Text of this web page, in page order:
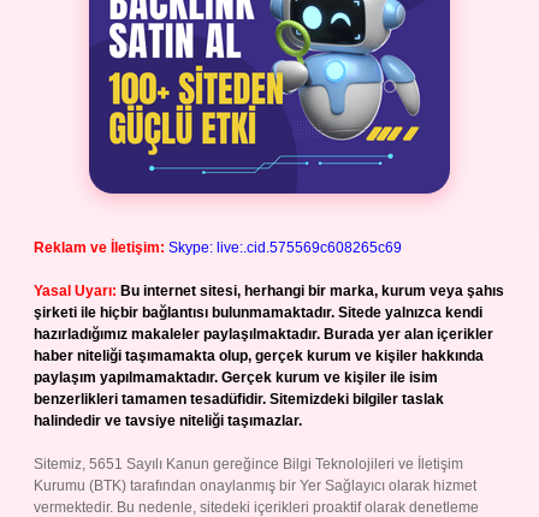
Reklam ve İletişim: Skype: live:.cid.575569c608265c69
Yasal Uyarı: Bu internet sitesi, herhangi bir marka, kurum veya şahıs
şirketi ile hiçbir bağlantısı bulunmamaktadır. Sitede yalnızca kendi
hazırladığımız makaleler paylaşılmaktadır. Burada yer alan içerikler
haber niteliği taşımamakta olup, gerçek kurum ve kişiler hakkında
paylaşım yapılmamaktadır. Gerçek kurum ve kişiler ile isim
benzerlikleri tamamen tesadüfidir. Sitemizdeki bilgiler taslak
halindedir ve tavsiye niteliği taşımazlar.
Sitemiz, 5651 Sayılı Kanun gereğince Bilgi Teknolojileri ve İletişim
Kurumu (BTK) tarafından onaylanmış bir Yer Sağlayıcı olarak hizmet
vermektedir. Bu nedenle, sitedeki içerikleri proaktif olarak denetleme